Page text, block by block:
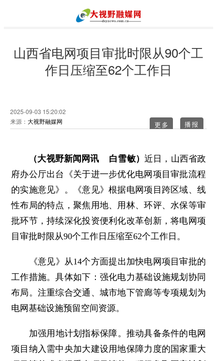
山西省电网项目审批时限从90个工
作日压缩至62个工作日
2025-09-03 15:20:02
来源： 大视野融媒网 更多
（大视野新闻网讯 白雪敏） 近日，山西省政
府办公厅出台《关于进一步优化电网项目审批流程
的实施意见》。《意见》根据电网项目跨区域、线
性布局的特点，聚焦用地、用林、环评、水保等审
批环节，持续深化投资便利化改革创新，将电网项
目审批时限从90个工作日压缩至62个工作日。
《意见》从14个方面提出加快电网项目审批的
工作措施。具体如下：强化电力基础设施规划协同
布局。注重综合交通、城市地下管廊等专项规划为
电网基础设施预留空间资源。
加强用地计划指标保障。推动具备条件的电网
项目纳入需中央加大建设用地保障力度的国家重大